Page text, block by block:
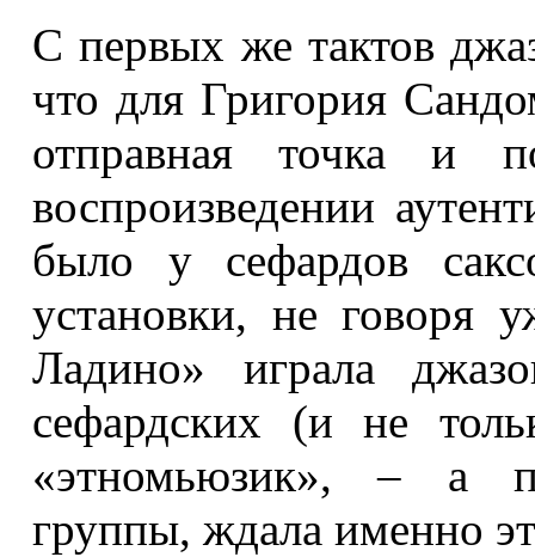
С первых же тактов
что для Григория
отправная точка и
воспроизведении
было у сефардов
установки, не говоря
Ладино» играла
сефардских (и не
«этномьюзик», – а
группы, ждала именно